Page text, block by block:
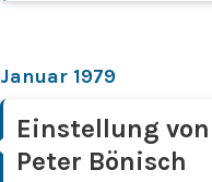
Januar 1979
Einstellung
Peter Bönisch